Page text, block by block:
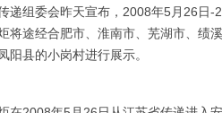
递组委会昨天宣布，2008年5月26日-
将途经合肥市、淮南市、芜湖市、绩
阳县的小岗村进行展示。